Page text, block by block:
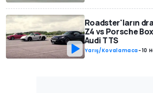
Roadster'ların
Z4 vs Porsche
Audi TTS
Yarış/Kovalamaca-10